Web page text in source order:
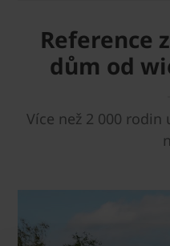
Reference
dům od
Více než 2 000